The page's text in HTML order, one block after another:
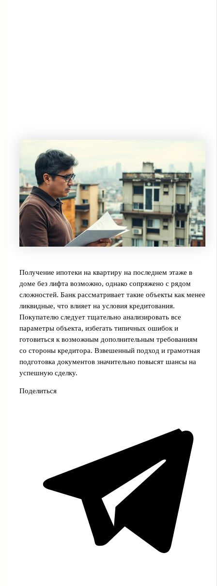
Получение ипотеки на квартиру на последнем этаже в
доме без лифта возможно, однако сопряжено с рядом
сложностей. Банк рассматривает такие объекты как менее
ликвидные, что влияет на условия кредитования.
Покупателю следует тщательно анализировать все
параметры объекта, избегать типичных ошибок и
готовиться к возможным дополнительным требованиям
со стороны кредитора. Взвешенный подход и грамотная
подготовка документов значительно повысят шансы на
успешную сделку.
Поделиться